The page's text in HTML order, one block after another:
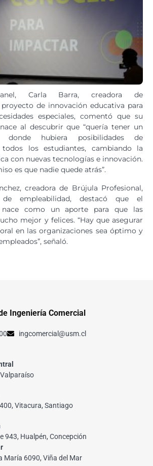
Carla Barra, creadora de
de innovación educativa para
especiales, comentó que su
al descubrir que “quería tener un
donde hubiera posibilidades de
todos los estudiantes, cambiando la
con nuevas tecnologías e innovación.
es que nadie quede atrás”.
creadora de Brújula Profesional,
empleabilidad, destacó que el
nace como un aporte para que las
mejor y felices. “Hay que asegurar
en las organizaciones sea óptimo y
señaló.
Ingeniería Comercial
ingcomercial@usm.cl
Vitacura, Santiago
943, Hualpén, Concepción
María 6090, Viña del Mar